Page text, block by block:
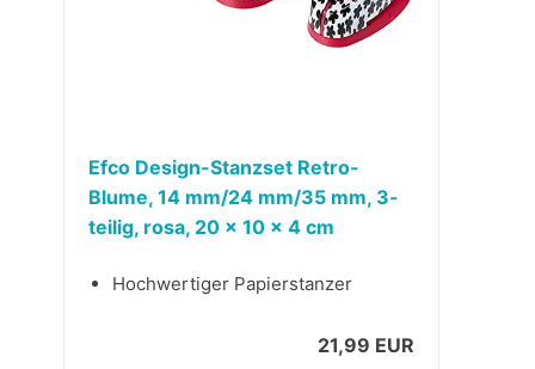
Efco Design-Stanzset Retro-
Blume, 14 mm/24 mm/35 mm, 3-
teilig, rosa, 20 x 10 x 4 cm
Hochwertiger Papierstanzer
21,99 EUR